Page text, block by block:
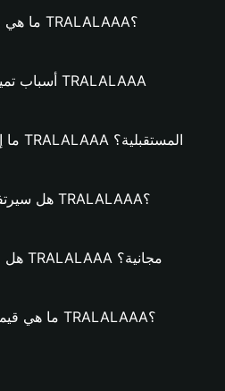
ما هي محفظة TRALALAAA؟
أسباب تميز عملة TRALALAAA
ما إمكانات TRALALAAA المستقبلية؟
هل سيرتفع سعر TRALALAAA؟
هل محفظة TRALALAAA مجانية؟
ما هي قيمة عملة TRALALAAA؟